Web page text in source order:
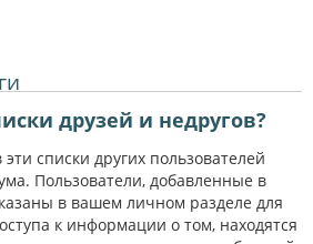
друзей и недругов?
списки других пользователей
Пользователи, добавленные в
в вашем личном разделе для
к информации о том, находятся